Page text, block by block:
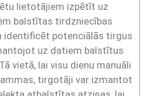
lietotājiem izpētīt uz
balstītas tirdzniecības
identificēt potenciālās tirgus
uz datiem balstītus
vietā, lai visu dienu manuāli
tirgotāji var izmantot